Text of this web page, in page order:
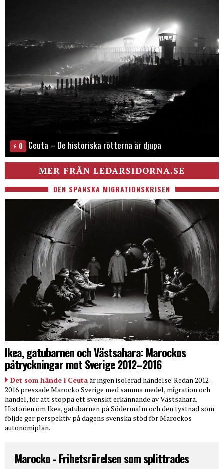
0 Ceuta – De historiska rötterna är djupa
MER FRÅN LEDARSIDORNA.SE
DEN SPANSKA MIGRATIONSKRISEN
Ikea, gatubarnen och Västsahara: Marockos
påtryckningar mot Sverige 2012–2016
Det som hände i Ceutaär ingen isolerad händelse. Redan 2012–
2016 pressade Marocko Sverige med samma medel, migration och
handel, för att stoppa ett svenskt erkännande av Västsahara.
Historien om Ikea, gatubarnen på Södermalm och den tystnad som
följde ger perspektiv på dagens svenska stöd för Marockos
autonomiplan.
Marocko - Frihetsrörelsen som splittrades